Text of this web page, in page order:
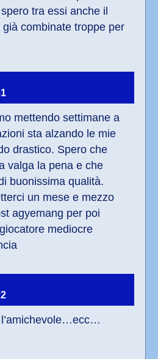
tra essi anche il
combinate troppe per
mettendo settimane a
sta alzando le mie
drastico. Spero che
valga la pena e che
buonissima qualità.
un mese e mezzo
agyemang per poi
mediocre